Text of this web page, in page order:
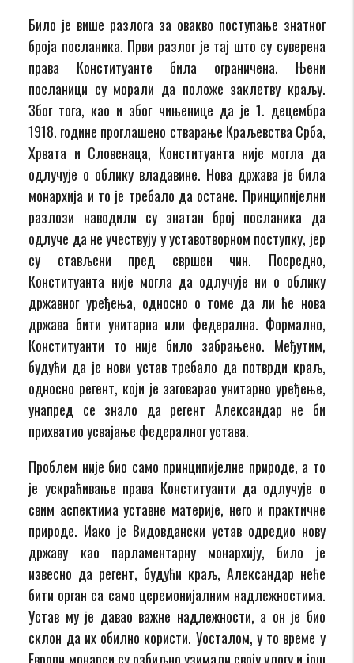
Било је више разлога за овакво поступање знатног
броја посланика. Први разлог је тај што су суверена
права Конституанте била ограничена. Њени
посланици су морали да положе заклетву краљу.
Због тога, као и због чињенице да је 1. децембра
1918. године проглашено стварање Краљевства Срба,
Хрвата и Словенаца, Конституанта није могла да
одлучује о облику владавине. Нова држава је била
монархија и то је требало да остане. Принципијелни
разлози наводили су знатан број посланика да
одлуче да не учествују у уставотворном поступку, јер
су стављени пред свршен чин. Посредно,
Конституанта није могла да одлучује ни о облику
државног уређења, односно о томе да ли ће нова
држава бити унитарна или федерална. Формално,
Конституанти то није било забрањено. Међутим,
будући да је нови устав требало да потврди краљ,
односно регент, који је заговарао унитарно уређење,
унапред се знало да регент Александар не би
прихватио усвајање федералног устава.
Проблем није био само принципијелне природе, а то
је ускраћивање права Конституанти да одлучује о
свим аспектима уставне материје, него и практичне
природе. Иако је Видовдански устав одредио нову
државу као парламентарну монархију, било је
извесно да регент, будући краљ, Александар неће
бити орган са само церемонијалним надлежностима.
Устав му је давао важне надлежности, а он је био
склон да их обилно користи. Уосталом, у то време у
Европи монарси су озбиљно узимали своју улогу и још